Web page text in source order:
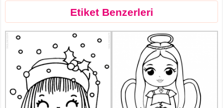
Etiket Benzerleri